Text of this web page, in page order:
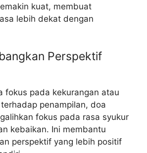
kuat, membuat
lebih dekat dengan
Perspektif
fokus pada kekurangan atau
penampilan, doa
fokus pada rasa syukur
kebaikan. Ini membantu
perspektif yang lebih positif